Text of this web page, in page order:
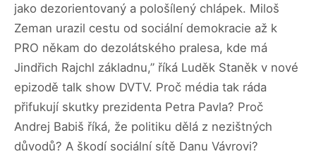
jako dezorientovaný a pološílený chlápek. Miloš
Zeman urazil cestu od sociální demokracie až k
PRO někam do dezolátského pralesa, kde má
Jindřich Rajchl základnu,” říká Luděk Staněk v nové
epizodě talk show DVTV. Proč média tak ráda
přifukují skutky prezidenta Petra Pavla? Proč
Andrej Babiš říká, že politiku dělá z nezištných
důvodů? A škodí sociální sítě Danu Vávrovi?